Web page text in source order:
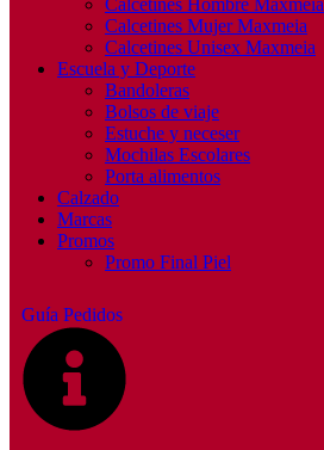
Calcetines Mujer Maxmeia
Calcetines Unisex Maxmeia
Escuela y Deporte
Bandoleras
Bolsos de viaje
Estuche y neceser
Mochilas Escolares
Porta alimentos
Calzado
Marcas
Promos
Promo Final Piel
Guía Pedidos